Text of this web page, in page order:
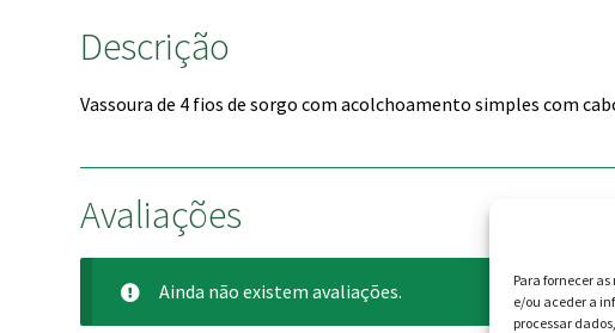
Para fornecer
e/ou aceder a
processar
Descrição
Vassoura de 4 fios de sorgo com acolchoamento simples com
Avaliações
Ainda não existem avaliações.